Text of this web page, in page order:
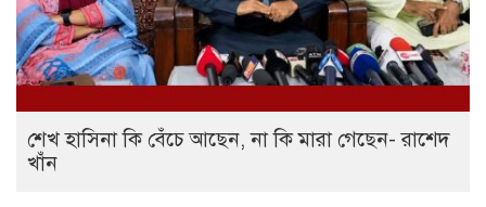
শেখ হাসিনা কি বেঁচে আছেন, না কি মারা গেছেন- রাশেদ
খাঁন